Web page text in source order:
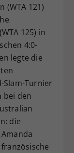
(WTA 121)
125) in
4:0-
legte die
Slam-Turnier
bei den
die